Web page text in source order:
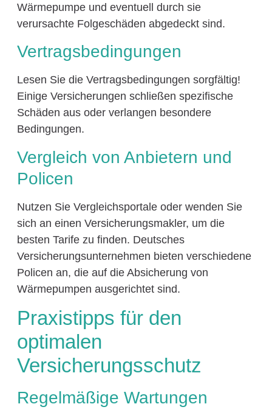
Wärmepumpe und eventuell durch sie
verursachte Folgeschäden abgedeckt sind.
Vertragsbedingungen
Lesen Sie die Vertragsbedingungen sorgfältig!
Einige Versicherungen schließen spezifische
Schäden aus oder verlangen besondere
Bedingungen.
Vergleich von Anbietern und
Policen
Nutzen Sie Vergleichsportale oder wenden Sie
sich an einen Versicherungsmakler, um die
besten Tarife zu finden. Deutsches
Versicherungsunternehmen bieten verschiedene
Policen an, die auf die Absicherung von
Wärmepumpen ausgerichtet sind.
Praxistipps für den
optimalen
Versicherungsschutz
Regelmäßige Wartungen